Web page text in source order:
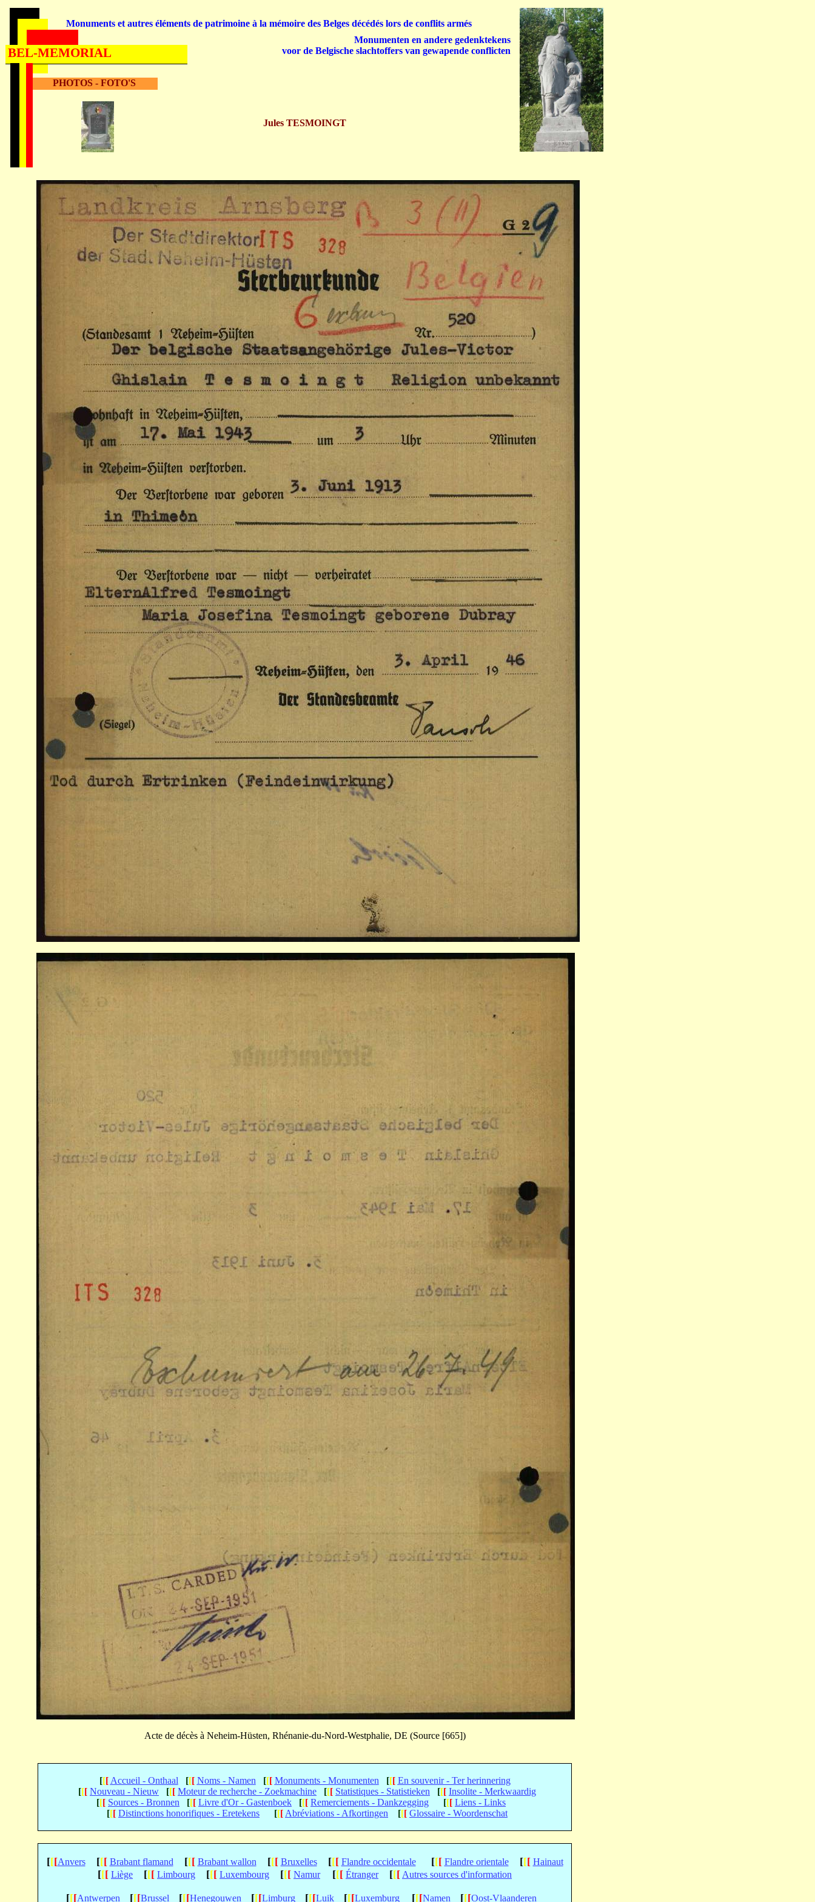
PHOTOS - FOTO'S
Jules TESMOINGT
Acte de décès à Neheim-Hüsten, Rhénanie-du-Nord-Westphalie, DE (Source [665])
[[[ Accueil - Onthaal [[[ Noms - Namen [[[ Monuments - Monumenten [[[ En souvenir - Ter herinnering
[[[ Nouveau - Nieuw [[[ Moteur de recherche - Zoekmachine [[[ Statistiques - Statistieken [[[ Insolite - Merkwaardig
[[[ Sources - Bronnen [[[ Livre d'Or - Gastenboek [[[ Remerciements - Dankzegging [[[ Liens - Links
[[[ Distinctions honorifiques - Eretekens [[[ Abréviations - Afkortingen [[[ Glossaire - Woordenschat
[[[Anvers [[[ Brabant flamand [[[ Brabant wallon [[[ Bruxelles [[[ Flandre occidentale[[[ Flandre orientale [[[ Hainaut
[[[ Liège [[[ Limbourg [[[ Luxembourg [[[ Namur[[[ Étranger [[[ Autres sources d'information
[[[Antwerpen [[[Brussel [[[Henegouwen [[[Limburg [[[Luik [[[Luxemburg[[[Namen [[[Oost-Vlaanderen
Monuments et autres éléments de patrimoine à la mémoire des Belges décédés lors de conflits armés
Monumenten en andere gedenktekens
voor de Belgische slachtoffers van gewapende conflicten
BEL-MEMORIAL